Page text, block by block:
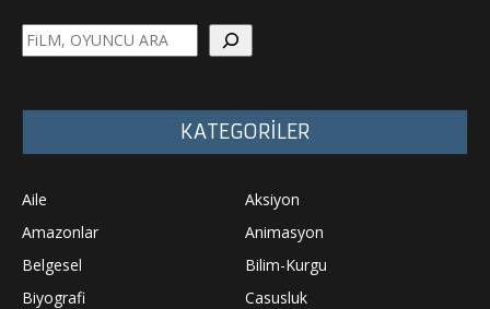
Ara
KATEGORİLER
Aile
Aksiyon
Amazonlar
Animasyon
Belgesel
Bilim-Kurgu
Biyografi
Casusluk